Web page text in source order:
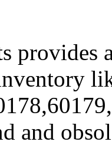
provides
and